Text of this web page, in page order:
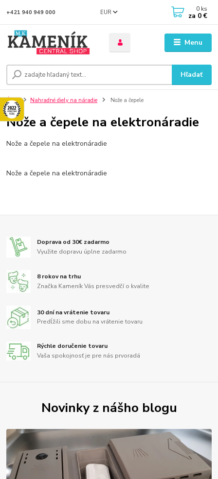
Menu
EUR
Hľadať
+421 940 949 000 0 ks
za 0 €
Úvod Nahradné diely na náradie Nože a čepele
Nože a čepele na elektronáradie
Nože a čepele na elektronáradie
Nože a čepele na elektronáradie
Doprava od 30€ zadarmo
Využite dopravu úplne zadarmo
8 rokov na trhu
Značka Kameník Vás presvedčí o kvalite
30 dní na vrátenie tovaru
Predĺžili sme dobu na vrátenie tovaru
Rýchle doručenie tovaru
Vaša spokojnosť je pre nás prvoradá
Novinky z nášho blogu